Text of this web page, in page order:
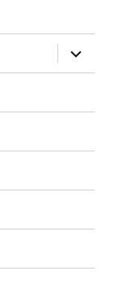
サ
ブ
メ
ー
開